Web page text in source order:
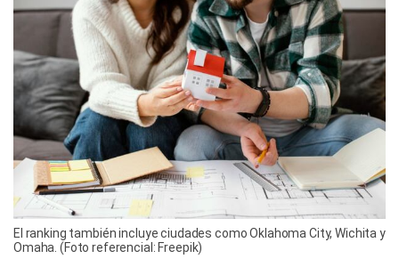
El ranking también incluye ciudades como Oklahoma City, Wichita y
Omaha. (Foto referencial: Freepik)